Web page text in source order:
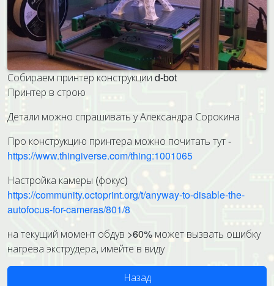
Собираем принтер конструкции d-bot
Принтер в строю
Детали можно спрашивать у Александра Сорокина
Про конструкцию принтера можно почитать тут -
https://www.thingiverse.com/thing:1001065
Настройка камеры (фокус)
https://community.octoprint.org/t/anyway-to-disable-the-
autofocus-for-cameras/801/8
на текущий момент обдув >60% может вызвать ошибку
нагрева экструдера, имейте в виду
Назад